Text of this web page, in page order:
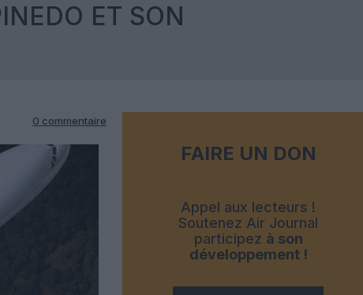
ET SON
0 commentaire
FAIRE UN DON
Appel aux lecteurs !
Soutenez Air Journal
participez à son
développement !